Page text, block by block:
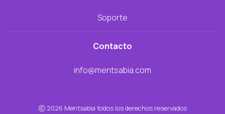
Soporte
Contacto
info@mentsabia.com
2026 Mentsabia todos los derechos reservados